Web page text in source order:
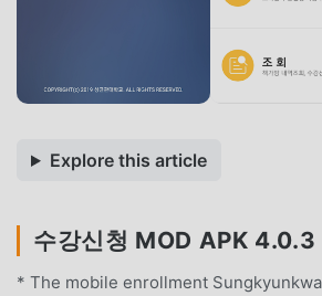
Explore this article
수강신청 MOD APK 4.0.3
* The mobile enrollment